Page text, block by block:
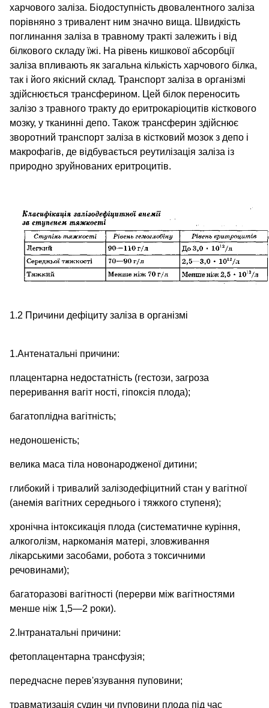
харчового заліза. Біодоступність двовалентного заліза
порівняно з тривалент ним значно вища. Швидкість
поглинання заліза в травному тракті залежить і від
білкового складу їжі. На рівень кишкової абсорбції
заліза впливають як загальна кількість харчового білка,
так і його якісний склад. Транспорт заліза в організмі
здійснюється трансферином. Цей білок переносить
залізо з травного тракту до еритрокаріоцитів кісткового
мозку, у тканинні депо. Також трансферин здійснює
зворотний транспорт заліза в кістковий мозок з депо і
макрофагів, де відбувається реутилізація заліза із
природно зруйнованих еритроцитів.
1.2 Причини дефіциту заліза в організмі
1.Антенатальні причини:
плацентарна недостатність (гестози, загроза
переривання вагіт ності, гіпоксія плода);
багатоплідна вагітність;
недоношеність;
велика маса тіла новонародженої дитини;
глибокий і тривалий залізодефіцитний стан у вагітної
(анемія вагітних середнього і тяжкого ступеня);
хронічна інтоксикація плода (систематичне куріння,
алкоголізм, наркоманія матері, зловживання
лікарськими засобами, робота з токсичними
речовинами);
багаторазові вагітності (перерви між вагітностями
менше ніж 1,5—2 роки).
2.Інтранатальні причини:
фетоплацентарна трансфузія;
передчасне перев'язування пуповини;
травматизація судин чи пуповини плода під час